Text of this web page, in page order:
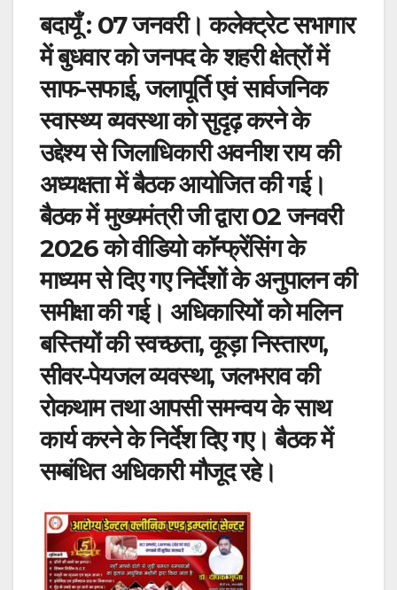
बदायूँ : 07 जनवरी। कलेक्ट्रेट सभागार
में बुधवार को जनपद के शहरी क्षेत्रों में
साफ-सफाई, जलापूर्ति एवं सार्वजनिक
स्वास्थ्य व्यवस्था को सुदृढ़ करने के
उद्देश्य से जिलाधिकारी अवनीश राय की
अध्यक्षता में बैठक आयोजित की गई।
बैठक में मुख्यमंत्री जी द्वारा 02 जनवरी
2026 को वीडियो कॉन्फ्रेंसिंग के
माध्यम से दिए गए निर्देशों के अनुपालन की
समीक्षा की गई। अधिकारियों को मलिन
बस्तियों की स्वच्छता, कूड़ा निस्तारण,
सीवर-पेयजल व्यवस्था, जलभराव की
रोकथाम तथा आपसी समन्वय के साथ
कार्य करने के निर्देश दिए गए। बैठक में
सम्बंधित अधिकारी मौजूद रहे।